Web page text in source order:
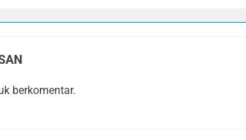
berkomentar.